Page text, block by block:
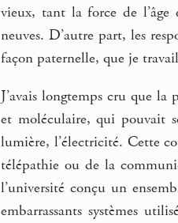
vieux, tant la force de l’âge
neuves. D’autre part, les
façon paternelle, que je
J’avais longtemps cru que
et moléculaire, qui pouvait
lumière, l’électricité. Cette
télépathie ou de la
l’université conçu un
embarrassants systèmes